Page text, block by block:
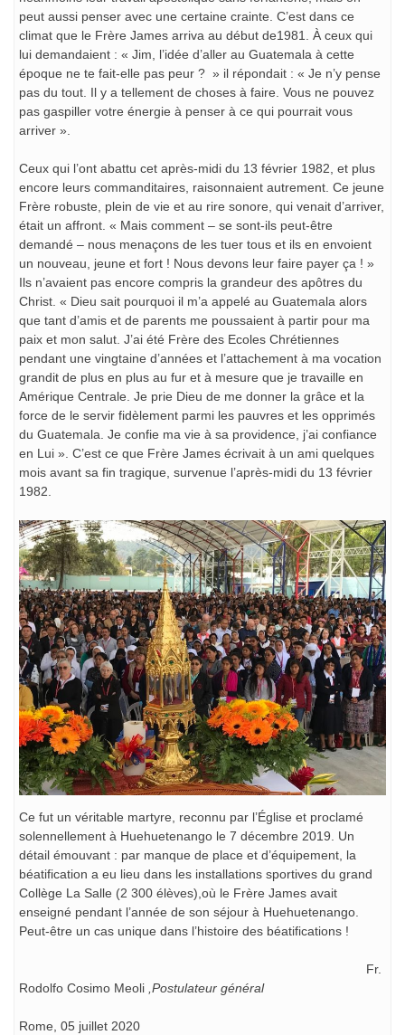
peut aussi penser avec une certaine crainte. C’est dans ce
climat que le Frère James arriva au début de1981. À ceux qui
lui demandaient : « Jim, l’idée d’aller au Guatemala à cette
époque ne te fait-elle pas peur ? » il répondait : « Je n’y pense
pas du tout. Il y a tellement de choses à faire. Vous ne pouvez
pas gaspiller votre énergie à penser à ce qui pourrait vous
arriver ».
Ceux qui l’ont abattu cet après-midi du 13 février 1982, et plus
encore leurs commanditaires, raisonnaient autrement. Ce jeune
Frère robuste, plein de vie et au rire sonore, qui venait d’arriver,
était un affront. « Mais comment – se sont-ils peut-être
demandé – nous menaçons de les tuer tous et ils en envoient
un nouveau, jeune et fort ! Nous devons leur faire payer ça ! »
Ils n’avaient pas encore compris la grandeur des apôtres du
Christ. « Dieu sait pourquoi il m’a appelé au Guatemala alors
que tant d’amis et de parents me poussaient à partir pour ma
paix et mon salut. J’ai été Frère des Ecoles Chrétiennes
pendant une vingtaine d’années et l’attachement à ma vocation
grandit de plus en plus au fur et à mesure que je travaille en
Amérique Centrale. Je prie Dieu de me donner la grâce et la
force de le servir fidèlement parmi les pauvres et les opprimés
du Guatemala. Je confie ma vie à sa providence, j’ai confiance
en Lui ». C’est ce que Frère James écrivait à un ami quelques
mois avant sa fin tragique, survenue l’après-midi du 13 février
1982.
Ce fut un véritable martyre, reconnu par l’Église et proclamé
solennellement à Huehuetenango le 7 décembre 2019. Un
détail émouvant : par manque de place et d’équipement, la
béatification a eu lieu dans les installations sportives du grand
Collège La Salle (2 300 élèves),où le Frère James avait
enseigné pendant l’année de son séjour à Huehuetenango.
Peut-être un cas unique dans l’histoire des béatifications !
Fr.
Rodolfo Cosimo Meoli ,Postulateur général
Rome, 05 juillet 2020